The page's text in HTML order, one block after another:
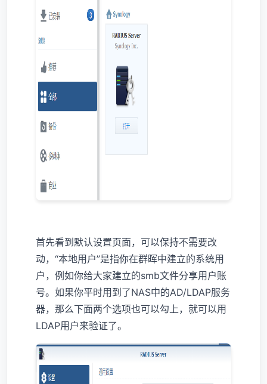
首先看到默认设置页面，可以保持不需要改
动，“本地用户”是指你在群晖中建立的系统用
户，例如你给大家建立的smb文件分享用户账
号。如果你平时用到了NAS中的AD/LDAP服务
器，那么下面两个选项也可以勾上，就可以用
LDAP用户来验证了。